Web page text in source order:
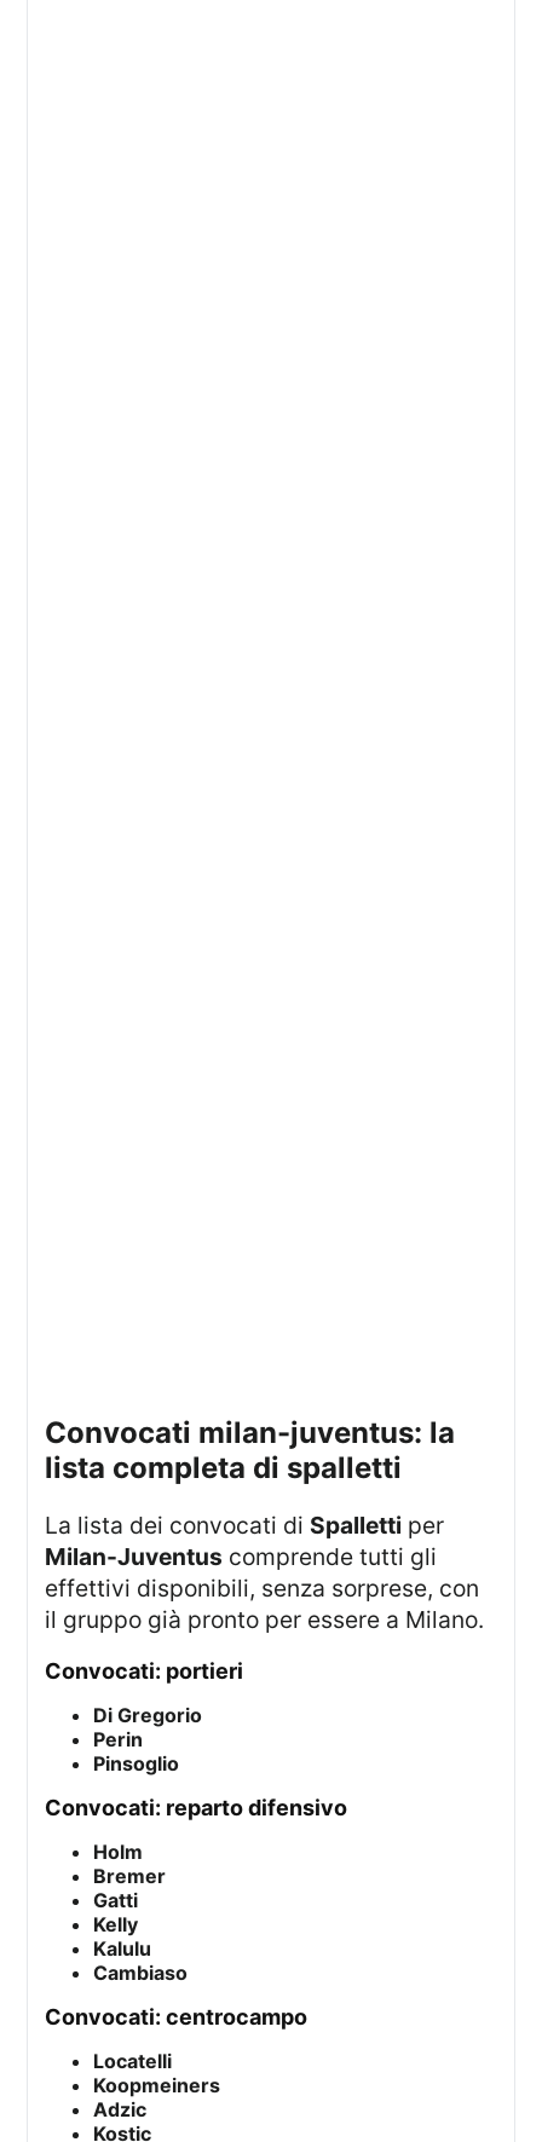
convocati milan-juventus: la
lista completa di spalletti
La lista dei convocati di Spalletti per
Milan-Juventus comprende tutti gli
effettivi disponibili, senza sorprese, con
il gruppo già pronto per essere a Milano.
convocati: portieri
Di Gregorio
Perin
Pinsoglio
convocati: reparto difensivo
Holm
Bremer
Gatti
Kelly
Kalulu
Cambiaso
convocati: centrocampo
Locatelli
Koopmeiners
Adzic
Kostic